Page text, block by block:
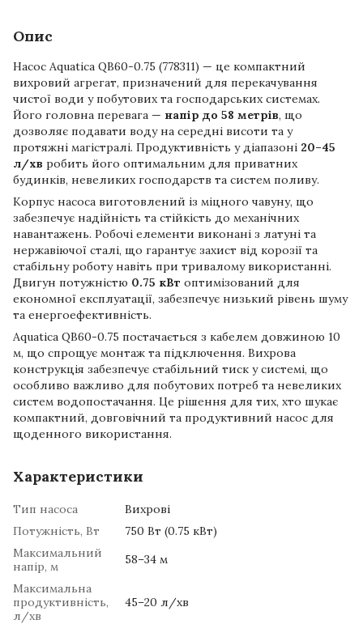
Опис
Насос Aquatica QB60-0.75 (778311) — це компактний
вихровий агрегат, призначений для перекачування
чистої води у побутових та господарських системах.
Його головна перевага — напір до 58 метрів, що
дозволяє подавати воду на середні висоти та у
протяжні магістралі. Продуктивність у діапазоні 20–45
л/хв робить його оптимальним для приватних
будинків, невеликих господарств та систем поливу.
Корпус насоса виготовлений із міцного чавуну, що
забезпечує надійність та стійкість до механічних
навантажень. Робочі елементи виконані з латуні та
нержавіючої сталі, що гарантує захист від корозії та
стабільну роботу навіть при тривалому використанні.
Двигун потужністю 0.75 кВт оптимізований для
економної експлуатації, забезпечує низький рівень шуму
та енергоефективність.
Aquatica QB60-0.75 постачається з кабелем довжиною 10
м, що спрощує монтаж та підключення. Вихрова
конструкція забезпечує стабільний тиск у системі, що
особливо важливо для побутових потреб та невеликих
систем водопостачання. Це рішення для тих, хто шукає
компактний, довговічний та продуктивний насос для
щоденного використання.
Характеристики
Тип насоса
Вихрові
Потужність, Вт
750 Вт (0.75 кВт)
Максимальний
напір, м
58–34 м
Максимальна
продуктивність,
л/хв
45–20 л/хв